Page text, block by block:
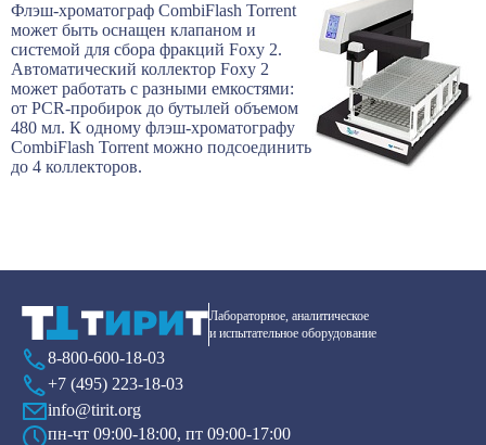
Флэш-хроматограф CombiFlash Torrent
может быть оснащен клапаном и
системой для сбора фракций Foxy 2.
Автоматический коллектор Foxy 2
может работать с разными емкостями:
от PCR-пробирок до бутылей объемом
480 мл. К одному флэш-хроматографу
CombiFlash Torrent можно подсоединить
до 4 коллекторов.
Лабораторное, аналитическое
и испытательное оборудование
8-800-600-18-03
+7 (495) 223-18-03
info@tirit.org
пн-чт 09:00-18:00, пт 09:00-17:00